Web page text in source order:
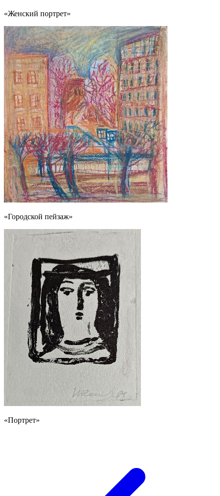
«Женский портрет»
«Городской пейзаж»
«Портрет»